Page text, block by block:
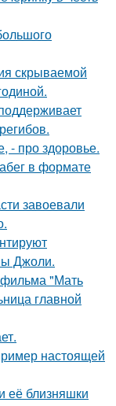
скрываемой
- про здоровье.
в формате
завоевали
Джоли.
"Мать
главной
настоящей
её близняшки